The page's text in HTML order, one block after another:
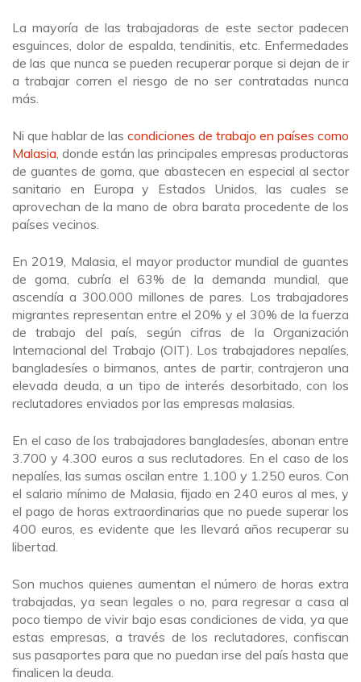
La mayoría de las trabajadoras de este sector padecen
esguinces, dolor de espalda, tendinitis, etc. Enfermedades
de las que nunca se pueden recuperar porque si dejan de ir
a trabajar corren el riesgo de no ser contratadas nunca
más.
Ni que hablar de las condiciones de trabajo en países como
Malasia, donde están las principales empresas productoras
de guantes de goma, que abastecen en especial al sector
sanitario en Europa y Estados Unidos, las cuales se
aprovechan de la mano de obra barata procedente de los
países vecinos.
En 2019, Malasia, el mayor productor mundial de guantes
de goma, cubría el 63% de la demanda mundial, que
ascendía a 300.000 millones de pares. Los trabajadores
migrantes representan entre el 20% y el 30% de la fuerza
de trabajo del país, según cifras de la Organización
Internacional del Trabajo (OIT). Los trabajadores nepalíes,
bangladesíes o birmanos, antes de partir, contrajeron una
elevada deuda, a un tipo de interés desorbitado, con los
reclutadores enviados por las empresas malasias.
En el caso de los trabajadores bangladesíes, abonan entre
3.700 y 4.300 euros a sus reclutadores. En el caso de los
nepalíes, las sumas oscilan entre 1.100 y 1.250 euros. Con
el salario mínimo de Malasia, fijado en 240 euros al mes, y
el pago de horas extraordinarias que no puede superar los
400 euros, es evidente que les llevará años recuperar su
libertad.
Son muchos quienes aumentan el número de horas extra
trabajadas, ya sean legales o no, para regresar a casa al
poco tiempo de vivir bajo esas condiciones de vida, ya que
estas empresas, a través de los reclutadores, confiscan
sus pasaportes para que no puedan irse del país hasta que
finalicen la deuda.